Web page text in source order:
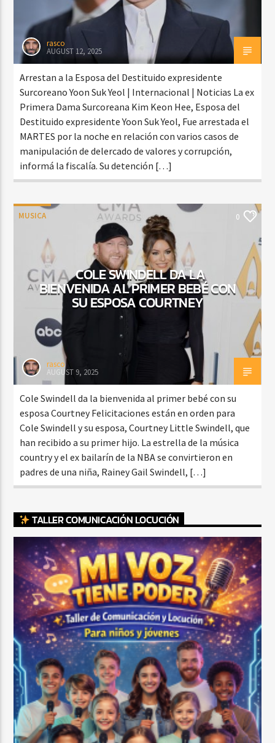
rasco
AUGUST 12, 2025
Arrestan a la Esposa del Destituido expresidente
Surcoreano Yoon Suk Yeol | Internacional | Noticias La ex
Primera Dama Surcoreana Kim Keon Hee, Esposa del
Destituido expresidente Yoon Suk Yeol, Fue arrestada el
MARTES por la noche en relación con varios casos de
manipulación de delercado de valores y corrupción,
informá la fiscalía. Su detención […]
MUSICA 0
COLE SWINDELL DA LA
BIENVENIDA AL PRIMER BEBÉ CON
SU ESPOSA COURTNEY
rasco
AUGUST 9, 2025
Cole Swindell da la bienvenida al primer bebé con su
esposa Courtney Felicitaciones están en orden para
Cole Swindell y su esposa, Courtney Little Swindell, que
han recibido a su primer hijo. La estrella de la música
country y el ex bailarín de la NBA se convirtieron en
padres de una niña, Rainey Gail Swindell, […]
TALLER COMUNICACIÓN LOCUCIÓN